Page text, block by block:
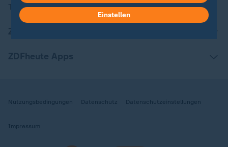
Themen im Überblick
Nutzungsbedingungen Datenschutz Datenschutzeinstellungen
Impressum
Einstellen